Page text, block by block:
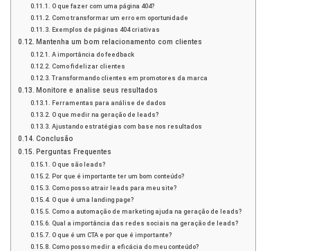
O que fazer com uma página 404?
Como transformar um erro em oportunidade
Exemplos de páginas 404 criativas
Mantenha um bom relacionamento com clientes
A importância do feedback
Como fidelizar clientes
Transformando clientes em promotores da marca
Monitore e analise seus resultados
Ferramentas para análise de dados
O que medir na geração de leads?
Ajustando estratégias com base nos resultados
Conclusão
Perguntas Frequentes
O que são leads?
Por que é importante ter um bom conteúdo?
Como posso atrair leads para meu site?
O que é uma landing page?
Como a automação de marketing ajuda na geração de leads?
Qual a importância das redes sociais na geração de leads?
O que é um CTA e por que é importante?
Como posso medir a eficácia do meu conteúdo?